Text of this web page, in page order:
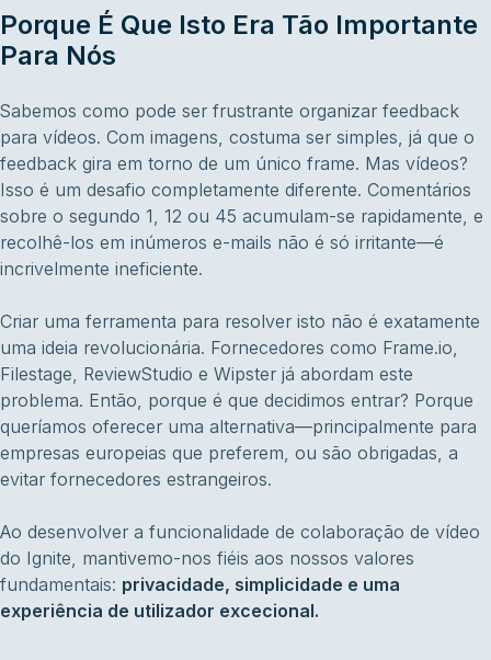
Porque É Que Isto Era Tão Importante
Para Nós
Sabemos como pode ser frustrante organizar feedback
para vídeos. Com imagens, costuma ser simples, já que o
feedback gira em torno de um único frame. Mas vídeos?
Isso é um desafio completamente diferente. Comentários
sobre o segundo 1, 12 ou 45 acumulam-se rapidamente, e
recolhê-los em inúmeros e-mails não é só irritante—é
incrivelmente ineficiente.
Criar uma ferramenta para resolver isto não é exatamente
uma ideia revolucionária. Fornecedores como Frame.io,
Filestage, ReviewStudio e Wipster já abordam este
problema. Então, porque é que decidimos entrar? Porque
queríamos oferecer uma alternativa—principalmente para
empresas europeias que preferem, ou são obrigadas, a
evitar fornecedores estrangeiros.
Ao desenvolver a funcionalidade de colaboração de vídeo
do Ignite, mantivemo-nos fiéis aos nossos valores
fundamentais: privacidade, simplicidade e uma
experiência de utilizador excecional.